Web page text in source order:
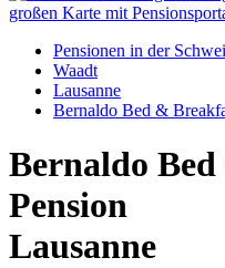
Pensionen in der
Waadt
Lausanne
Bernaldo Bed &
Bernaldo
Pension
Lausanne